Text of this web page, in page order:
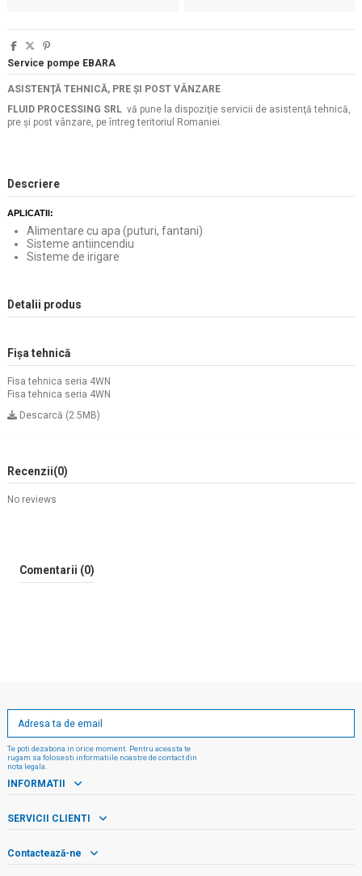
Service pompe EBARA
ASISTENŢĂ TEHNICĂ, PRE ŞI POST VÂNZARE
FLUID PROCESSING SRL vă pune la dispoziţie servicii de asistenţă tehnică,
pre şi post vânzare, pe întreg teritoriul Romaniei.
Descriere
APLICATII:
Alimentare cu apa (puturi, fantani)
Sisteme antiincendiu
Sisteme de irigare
Detalii produs
Fișa tehnică
Fisa tehnica seria 4WN
Fisa tehnica seria 4WN
Descarcă (2.5MB)
Recenzii(0)
No reviews
Comentarii (0)
Te poti dezabona in orice moment. Pentru aceasta te
rugam sa folosesti informatiile noastre de contact din
nota legala.
INFORMATII
SERVICII CLIENTI
Contactează-ne